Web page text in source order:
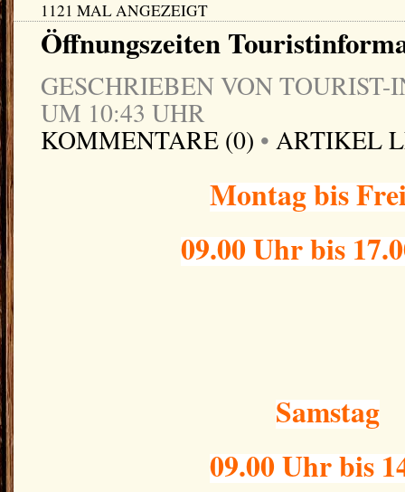
1121 MAL ANGEZEIGT
Öffnungszeiten
GESCHRIEBEN VON TOURIST-
UM 10:43 UHR
KOMMENTARE (0) • ARTIKEL
Montag bis
09.00 Uhr bis
Samstag
09.00 Uhr bis